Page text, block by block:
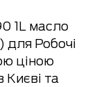
1L масло
для Робочі
ціною
Києві та